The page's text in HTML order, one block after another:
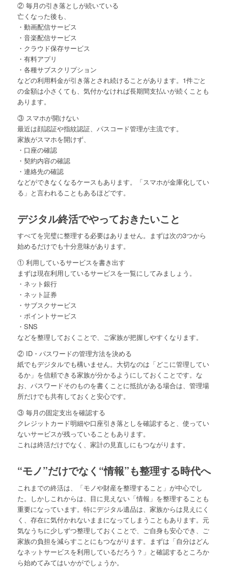
② 毎月の引き落としが続いている
亡くなった後も、
・動画配信サービス
・音楽配信サービス
・クラウド保存サービス
・有料アプリ
・各種サブスクリプション
などの利用料金が引き落とされ続けることがあります。1件ごと
の金額は小さくても、気付かなければ長期間支払いが続くことも
あります。
③ スマホが開けない
最近は顔認証や指紋認証、パスコード管理が主流です。
家族がスマホを開けず、
・口座の確認
・契約内容の確認
・連絡先の確認
などができなくなるケースもあります。「スマホが金庫化してい
る」と言われることもあるほどです。
デジタル終活でやっておきたいこと
すべてを完璧に整理する必要はありません。まずは次の3つから
始めるだけでも十分意味があります。
① 利用しているサービスを書き出す
まずは現在利用しているサービスを一覧にしてみましょう。
・ネット銀行
・ネット証券
・サブスクサービス
・ポイントサービス
・SNS
などを整理しておくことで、ご家族が把握しやすくなります。
② ID・パスワードの管理方法を決める
紙でもデジタルでも構いません。大切なのは「どこに管理してい
るか」を信頼できる家族が分かるようにしておくことです。な
お、パスワードそのものを書くことに抵抗がある場合は、管理場
所だけでも共有しておくと安心です。
③ 毎月の固定支出を確認する
クレジットカード明細や口座引き落としを確認すると、使ってい
ないサービスが残っていることもあります。
これは終活だけでなく、家計の見直しにもつながります。
“モノ”だけでなく“情報”も整理する時代へ
これまでの終活は、「モノや財産を整理すること」が中心でし
た。しかしこれからは、目に見えない「情報」を整理することも
重要になっています。特にデジタル遺品は、家族からは見えにく
く、存在に気付かれないままになってしまうこともあります。元
気なうちに少しずつ整理しておくことで、ご自身も安心でき、ご
家族の負担を減らすことにもつながります。まずは「自分はどん
なネットサービスを利用しているだろう？」と確認するところか
ら始めてみてはいかがでしょうか。